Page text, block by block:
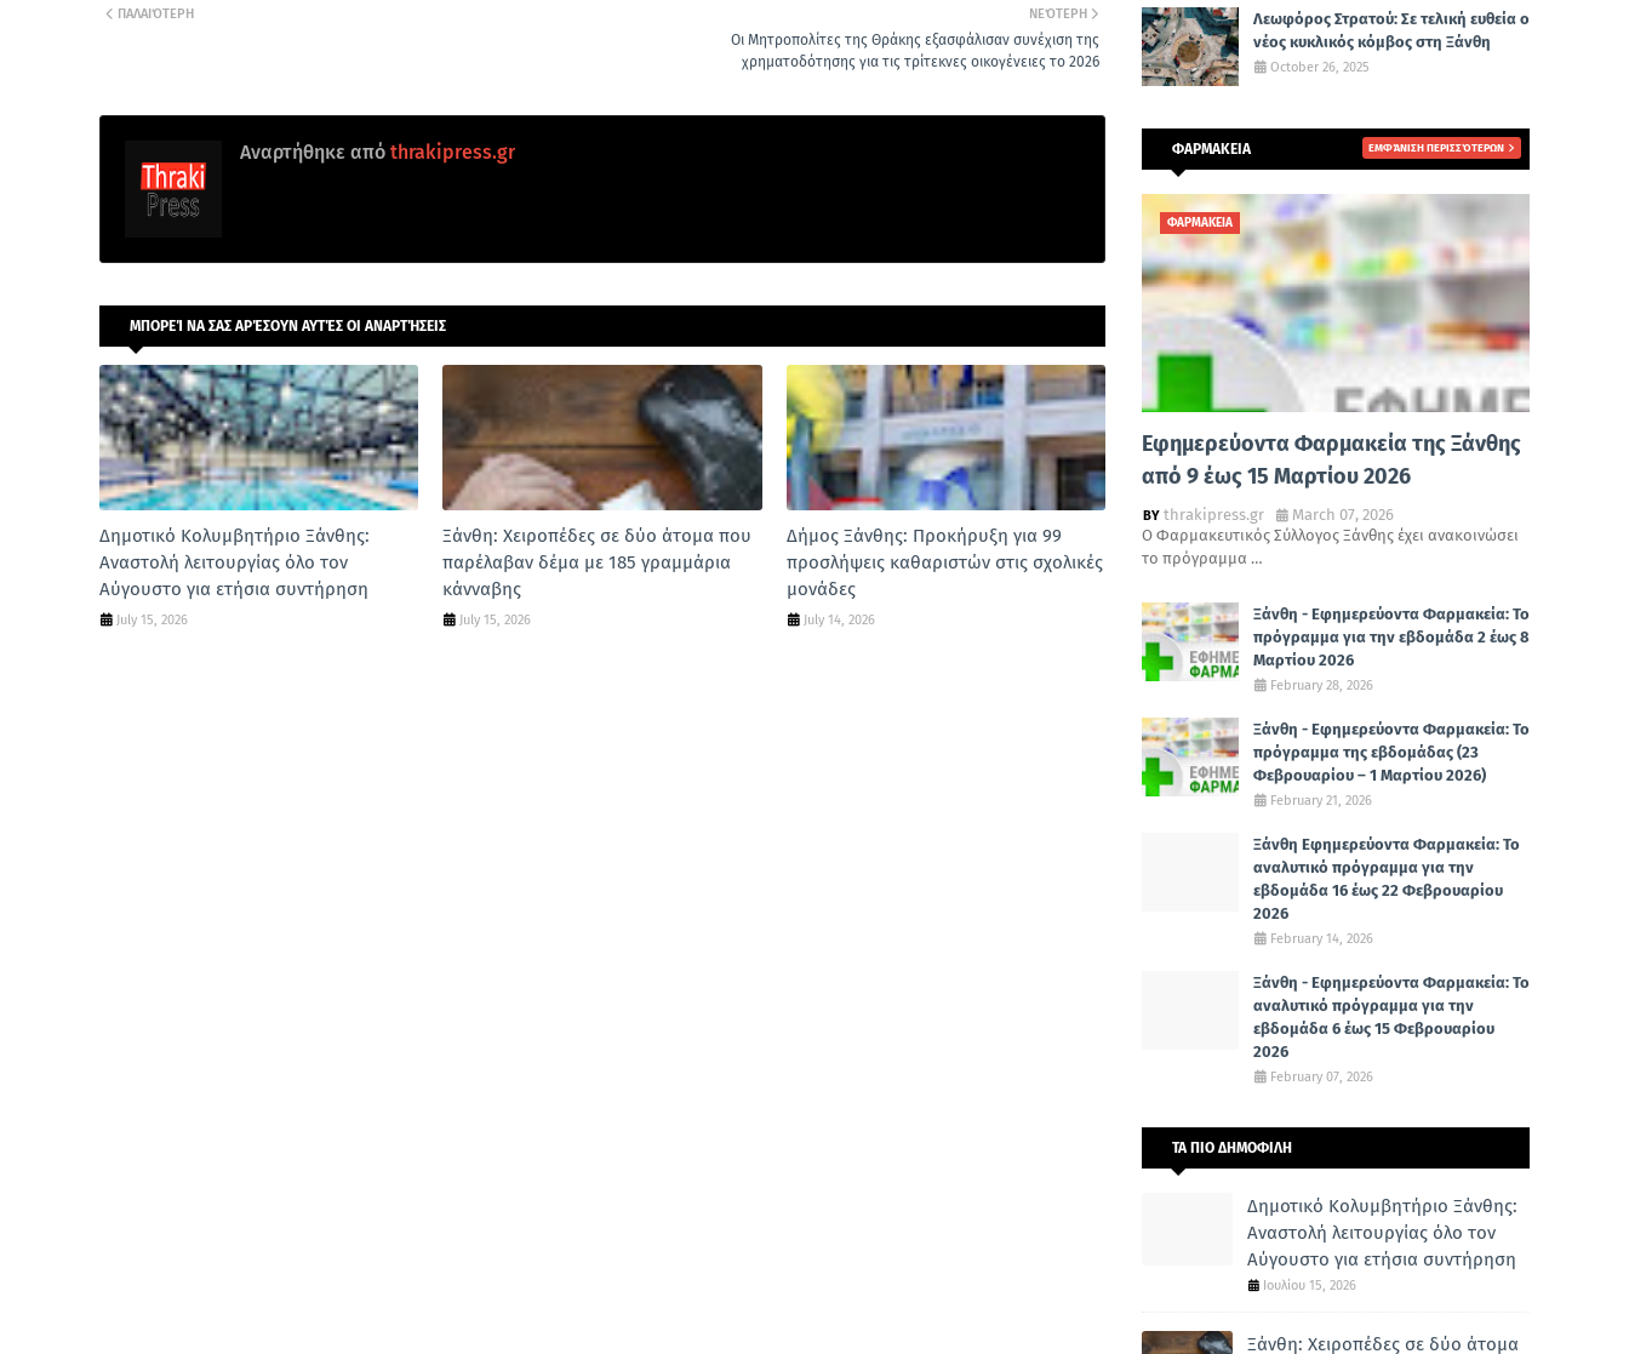
ΝΕΌΤΕΡΗ
Οι Μητροπολίτες της Θράκης εξασφάλισαν συνέχιση της
χρηματοδότησης για τις τρίτεκνες οικογένειες το 2026
ΠΑΛΑΙΌΤΕΡΗ
Αναρτήθηκε από thrakipress.gr
ΜΠΟΡΕΊ ΝΑ ΣΑΣ ΑΡΈΣΟΥΝ ΑΥΤΈΣ ΟΙ ΑΝΑΡΤΉΣΕΙΣ
Δημοτικό Κολυμβητήριο Ξάνθης:
Αναστολή λειτουργίας όλο τον
Αύγουστο για ετήσια συντήρηση
July 15, 2026
Ξάνθη: Χειροπέδες σε δύο άτομα που
παρέλαβαν δέμα με 185 γραμμάρια
κάνναβης
July 15, 2026
Δήμος Ξάνθης: Προκήρυξη για 99
προσλήψεις καθαριστών στις σχολικές
μονάδες
July 14, 2026
Λεωφόρος Στρατού: Σε τελική ευθεία ο
νέος κυκλικός κόμβος στη Ξάνθη
October 26, 2025
ΦΑΡΜΑΚΕΙΑ ΕΜΦΆΝΙΣΗ ΠΕΡΙΣΣΌΤΕΡΩΝ
ΦΑΡΜΑΚΕΙΑ
Εφημερεύοντα Φαρμακεία της Ξάνθης
από 9 έως 15 Μαρτίου 2026
thrakipress.gr
March 07, 2026
Ο Φαρμακευτικός Σύλλογος Ξάνθης έχει ανακοινώσει
το πρόγραμμα …
Ξάνθη - Εφημερεύοντα Φαρμακεία: Το
πρόγραμμα για την εβδομάδα 2 έως 8
Μαρτίου 2026
February 28, 2026
Ξάνθη - Εφημερεύοντα Φαρμακεία: Το
πρόγραμμα της εβδομάδας (23
Φεβρουαρίου – 1 Μαρτίου 2026)
February 21, 2026
Ξάνθη Εφημερεύοντα Φαρμακεία: Το
αναλυτικό πρόγραμμα για την
εβδομάδα 16 έως 22 Φεβρουαρίου
2026
February 14, 2026
Ξάνθη - Εφημερεύοντα Φαρμακεία: Το
αναλυτικό πρόγραμμα για την
εβδομάδα 6 έως 15 Φεβρουαρίου
2026
February 07, 2026
ΤΑ ΠΙΟ ΔΗΜΟΦΙΛΗ
Δημοτικό Κολυμβητήριο Ξάνθης:
Αναστολή λειτουργίας όλο τον
Αύγουστο για ετήσια συντήρηση
Ιουλίου 15, 2026
Ξάνθη: Χειροπέδες σε δύο άτομα